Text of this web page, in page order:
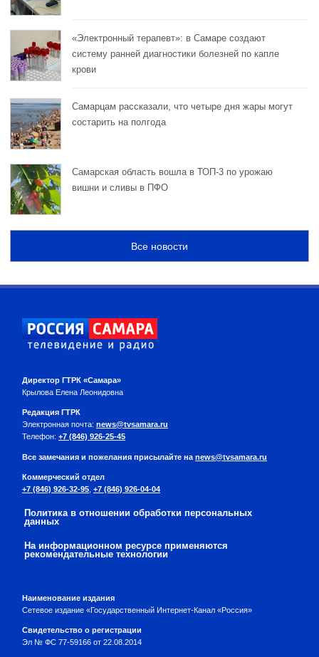
«Электронный терапевт»: в Самаре создают
систему ранней диагностики болезней по капле
крови
Самарцам рассказали, что четыре дня жары могут
состарить на полгода
Самарская область вошла в ТОП-3 по урожаю
вишни и сливы в ПФО
Все новости
Директор ГТРК «Самара»
Крылова Елена Леонидовна
Редакция ГТРК
Электронная почта: news@tvsamara.ru
Телефон: +7 (846) 926-25-45
Все замечания и пожелания присылайте на news@tvsamara.ru
Коммерческий отдел
+7 (846) 926-32-95 +7 (846) 926-04-04
Политика в отношении обработки персональных
данных
На информационном ресурсе применяются
рекомендательные технологии
Наименование издания
Сетевое издание «Государственный Интернет-Канал «Россия»
Свидетельство о регистрации
Эл № ФС 77-59166 от 22.08.2014